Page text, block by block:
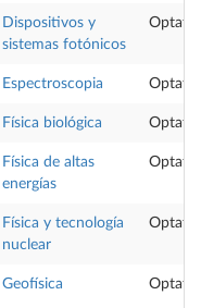
Dispositivos y
sistemas fotónicos
Espectroscopia
Física biológica
Física de altas
energías
Física y tecnología
nuclear
Geofísica